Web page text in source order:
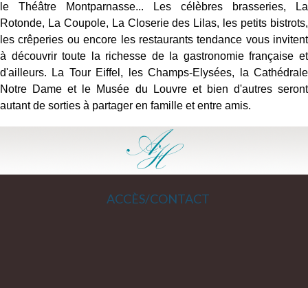
le Théâtre Montparnasse... Les célèbres brasseries, La
Rotonde, La Coupole, La Closerie des Lilas, les petits bistrots,
les crêperies ou encore les restaurants tendance vous invitent
à découvrir toute la richesse de la gastronomie française et
d'ailleurs. La Tour Eiffel, les Champs-Elysées, la Cathédrale
Notre Dame et le Musée du Louvre et bien d'autres seront
autant de sorties à partager en famille et entre amis.
ACCÈS/CONTACT